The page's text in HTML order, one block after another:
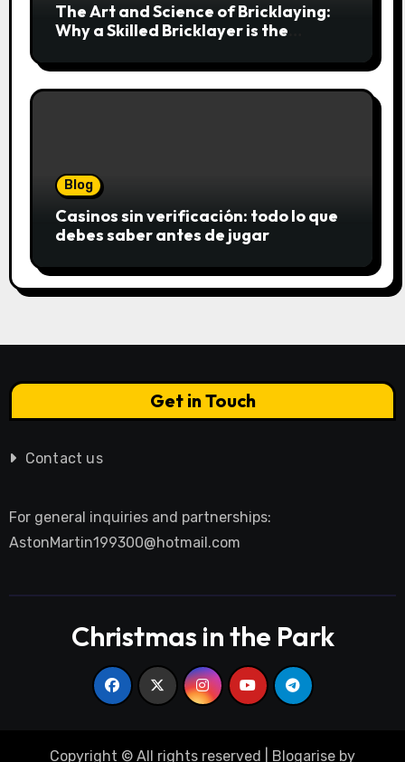
The Art and Science of Bricklaying:
Why a Skilled Bricklayer is the
Blog
Casinos sin verificación: todo lo que
debes saber antes de jugar
Get in Touch
Contact us
For general inquiries and partnerships:
AstonMartin199300@hotmail.com
Christmas in the Park
Copyright © All rights reserved Blogarise by